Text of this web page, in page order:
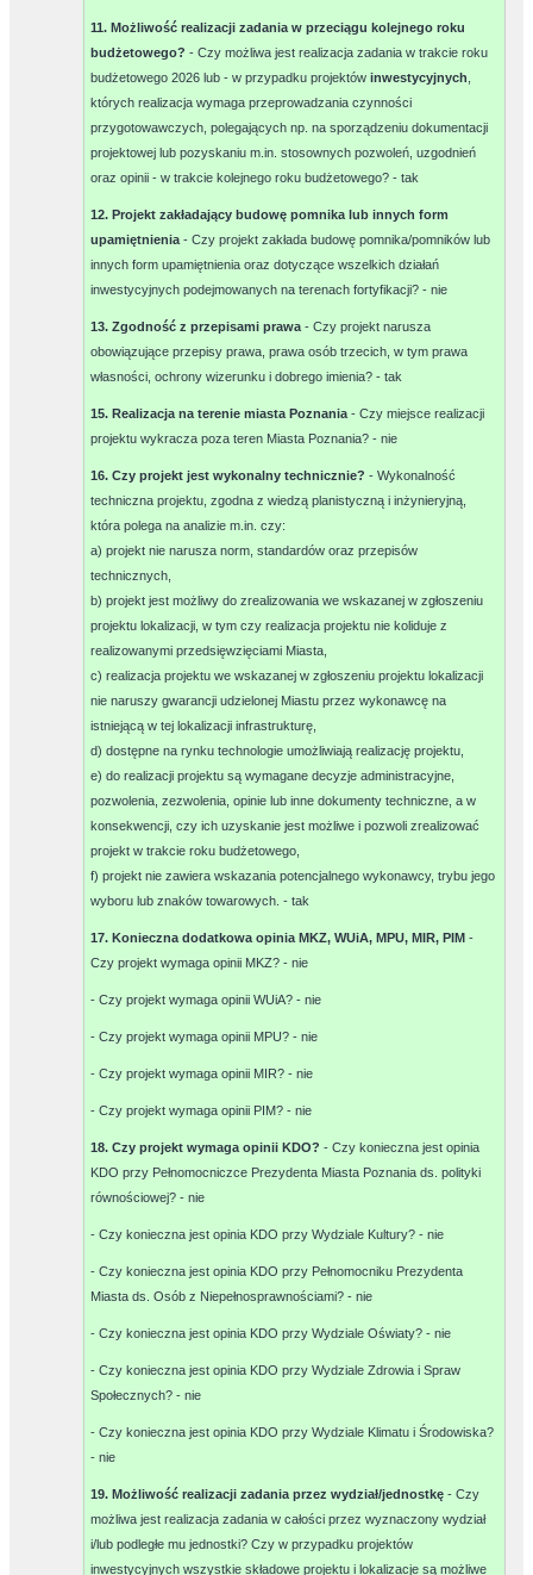
11. Możliwość realizacji zadania w przeciągu kolejnego roku
budżetowego?- Czy możliwa jest realizacja zadania w trakcie roku
budżetowego 2026 lub - w przypadku projektówinwestycyjnych
których realizacja wymaga przeprowadzania czynności
przygotowawczych, polegających np. na sporządzeniu dokumentacji
projektowej lub pozyskaniu m.in. stosownych pozwoleń, uzgodnień
oraz opinii - w trakcie kolejnego roku budżetowego? -tak
12. Projekt zakładający budowę pomnika lub innych form
upamiętnienia- Czy projekt zakłada budowę pomnika/pomników lub
innych form upamiętnienia oraz dotyczące wszelkich działań
inwestycyjnych podejmowanych na terenach fortyfikacji? -nie
13. Zgodność z przepisami prawa- Czy projekt narusza
obowiązujące przepisy prawa, prawa osób trzecich, w tym prawa
własności, ochrony wizerunku i dobrego imienia? -tak
15. Realizacja na terenie miasta Poznania- Czy miejsce realizacji
projektu wykracza poza teren Miasta Poznania? -nie
16. Czy projekt jest wykonalny technicznie?- Wykonalność
techniczna projektu, zgodna z wiedzą planistyczną i inżynieryjną,
która polega na analizie m.in. czy:
a) projekt nie narusza norm, standardów oraz przepisów
technicznych,
b) projekt jest możliwy do zrealizowania we wskazanej w zgłoszeniu
projektu lokalizacji, w tym czy realizacja projektu nie koliduje z
realizowanymi przedsięwzięciami Miasta,
c) realizacja projektu we wskazanej w zgłoszeniu projektu lokalizacji
nie naruszy gwarancji udzielonej Miastu przez wykonawcę na
istniejącą w tej lokalizacji infrastrukturę,
d) dostępne na rynku technologie umożliwiają realizację projektu,
e) do realizacji projektu są wymagane decyzje administracyjne,
pozwolenia, zezwolenia, opinie lub inne dokumenty techniczne, a w
konsekwencji, czy ich uzyskanie jest możliwe i pozwoli zrealizować
projekt w trakcie roku budżetowego,
f) projekt nie zawiera wskazania potencjalnego wykonawcy, trybu jego
wyboru lub znaków towarowych. -tak
17. Konieczna dodatkowa opinia MKZ, WUiA, MPU, MIR, PIM-
Czy projekt wymaga opinii MKZ? -nie
- Czy projekt wymaga opinii WUiA? -nie
- Czy projekt wymaga opinii MPU? -nie
- Czy projekt wymaga opinii MIR? -nie
- Czy projekt wymaga opinii PIM? -nie
18. Czy projekt wymaga opinii KDO?- Czy konieczna jest opinia
KDO przy Pełnomocniczce Prezydenta Miasta Poznania ds. polityki
równościowej? -nie
- Czy konieczna jest opinia KDO przy Wydziale Kultury? -nie
- Czy konieczna jest opinia KDO przy Pełnomocniku Prezydenta
Miasta ds. Osób z Niepełnosprawnościami? -nie
- Czy konieczna jest opinia KDO przy Wydziale Oświaty? -nie
- Czy konieczna jest opinia KDO przy Wydziale Zdrowia i Spraw
Społecznych? -nie
- Czy konieczna jest opinia KDO przy Wydziale Klimatu i Środowiska?
-nie
19. Możliwość realizacji zadania przez wydział/jednostkę- Czy
możliwa jest realizacja zadania w całości przez wyznaczony wydział
i/lub podległe mu jednostki? Czy w przypadku projektów
inwestycyjnych wszystkie składowe projektu i lokalizacje są możliwe